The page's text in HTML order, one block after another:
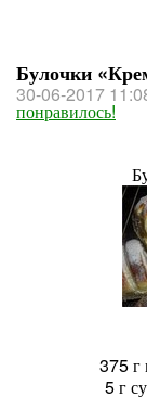
Булочки
30-06-2017
понравилось!
375 г
5 г